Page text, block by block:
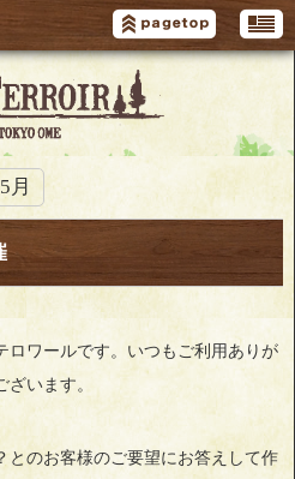
月
ロワールです。いつもご利用ありが
ざいます。
とのお客様のご要望にお答えして作